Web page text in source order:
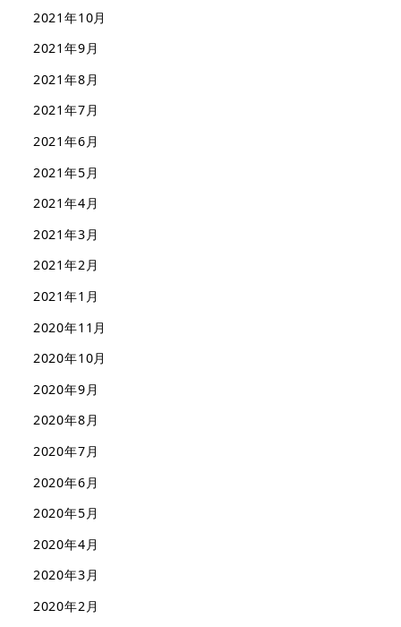
2021年10月
2021年9月
2021年8月
2021年7月
2021年6月
2021年5月
2021年4月
2021年3月
2021年2月
2021年1月
2020年11月
2020年10月
2020年9月
2020年8月
2020年7月
2020年6月
2020年5月
2020年4月
2020年3月
2020年2月